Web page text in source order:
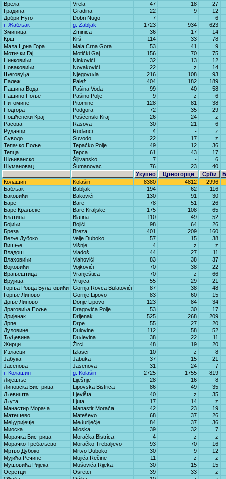
Врела
Vrela 47 18
27
Градина
Gradina 22 9
12
Добри Нуго
Dobri Nugo 7 -
6
г. Жабљак
g. Žabljak 1723 934
623
Зминица
Zminica 36 17
14
Крш
Krš 114 33
78
Мала Црна Гора
Mala Crna Gora 53 41
9
Мотички Гај
Motički Gaj 156 70
75
Нинковићи
Ninkovići 32 13
12
Новаковићи
Novakovići 22 z
14
Његовуђа
Njegovuđa 216 108
93
Палеж
Palež 404 182
189
Пашина Вода
Pašina Voda 99 40
58
Пашино Поље
Pašino Polje 9 z
6
Питомине
Pitomine 128 81
38
Подгора
Podgora 72 35
29
Пошћенски Крај
Pošćenski Kraj 26 24
z
Расова
Rasova 30 21
6
Руданци
Rudanci 4 -
z
Суводо
Suvodo 22 17
z
Тепачко Поље
Tepačko Polje 49 12
36
Тепца
Tepca 61 43
17
Шљиванско
Šljivansko 7 -
6
Шумановац
Šumanovac 76 23
40
Укупно
Црногорци Срби
Колашин
Kolašin 8380 4812
2996
Бабљак
Babljak 194 62
116
Баковићи
Bakovići 130 91
30
Баре
Bare 78 51
26
Баре Краљске
Bare Kraljske 175 108
65
Блатина
Blatina 110 49
52
Бојићи
Bojići 98 64
26
Бреза
Breza 401 209
160
Веље Дубоко
Velje Duboko 57 15
38
Вишње
Višnje 4 z
z
Владош
Vladoš 44 27
11
Влаховићи
Vlahovići 83 38
37
Војковићи
Vojkovići 70 38
22
Врањештица
Vranještica 70 z
66
Врујица
Vrujica 55 29
21
Горња Ровца Булатовићи
Gornja Rovca Bulatovići 87 38
48
Горње Липово
Gornje Lipovo 83 60
15
Доње Липово
Donje Lipovo 123 84
34
Драговића Поље
Dragovića Polje 53 30
17
Дријенак
Drijenak 525 268
209
Дрпе
Drpe 55 27
20
Дуловине
Dulovine 112 58
52
Ђуђевина
Đuđevina 38 22
11
Жирци
Žirci 48 19
20
Изласци
Izlasci 10 z
8
Јабука
Jabuka 37 15
21
Јасенова
Jasenova 31 24
7
г. Колашин
g. Kolašin 2725 1755
819
Лијешње
Liješnje 28 16
8
Липовска Бистрица
Lipovska Bistrica 86 49
35
Љевишта
Ljevišta 40 z
35
Љута
Ljuta 17 14
z
Манастир Морача
Manastir Morača 42 23
19
Матешево
Mateševo 68 37
26
Међуријечје
Međuriječje 84 37
36
Миоска
Mioska 39 32
7
Морачка Бистрица
Moračka Bistrica 4 z
z
Морачко Требаљево
Moračko Trebaljevo 93 70
16
Мртво Дубоко
Mrtvo Duboko 30 9
12
Мујића Речине
Mujića Rečine 11 z
z
Мушовића Ријека
Mušovića Rijeka 30 15
15
Осретци
Osretci 39 33
z